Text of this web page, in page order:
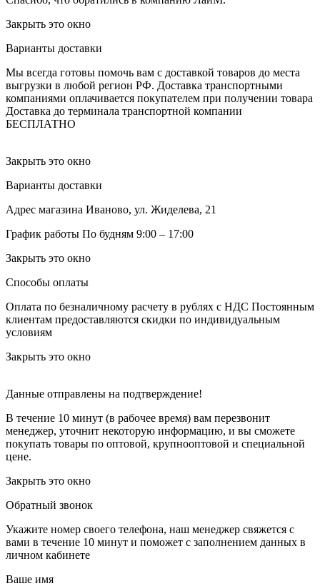
Закрыть это окно
Варианты доставки
Мы всегда готовы помочь вам с доставкой товаров до места
выгрузки в любой регион РФ. Доставка транспортными
компаниями оплачивается покупателем при получении товара
Доставка до терминала транспортной компании
БЕСПЛАТНО
Закрыть это окно
Варианты доставки
Адрес магазина Иваново, ул. Жиделева, 21
График работы По будням 9:00 – 17:00
Закрыть это окно
Способы оплаты
Оплата по безналичному расчету в рублях с НДС Постоянным
клиентам предоставляются скидки по индивидуальным
условиям
Закрыть это окно
Данные отправлены на подтверждение!
В течение 10 минут (в рабочее время) вам перезвонит
менеджер, уточнит некоторую информацию, и вы сможете
покупать товары по оптовой, крупнооптовой и специальной
цене.
Закрыть это окно
Обратный звонок
Укажите номер своего телефона, наш менеджер свяжется с
вами в течение 10 минут и поможет с заполнением данных в
личном кабинете
Ваше имя